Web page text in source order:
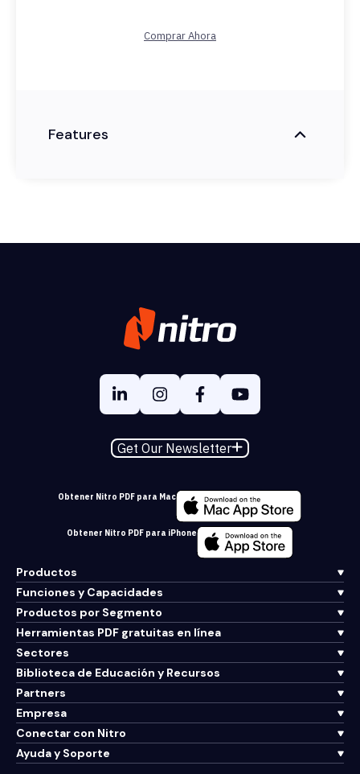
Comprar Ahora
Features
Get Our Newsletter
Obtener Nitro PDF para Mac
Obtener Nitro PDF para iPhone
Productos
Funciones y Capacidades
Productos por Segmento
Herramientas PDF gratuitas en línea
Sectores
Biblioteca de Educación y Recursos
Partners
Empresa
Conectar con Nitro
Ayuda y Soporte